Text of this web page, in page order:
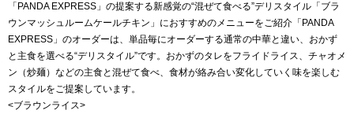
「PANDA EXPRESS」の提案する新感覚の“混ぜて食べる”デリスタイル「ブラ
ウンマッシュルームケールチキン」におすすめのメニューをご紹介「PANDA
EXPRESS」のオーダーは、単品毎にオーダーする通常の中華と違い、おかず
と主食を選べる“デリスタイル”です。おかずのタレをフライドライス、チャオメ
ン（炒麺）などの主食と混ぜて食べ、食材が絡み合い変化していく味を楽しむ
スタイルをご提案しています。
<ブラウンライス>